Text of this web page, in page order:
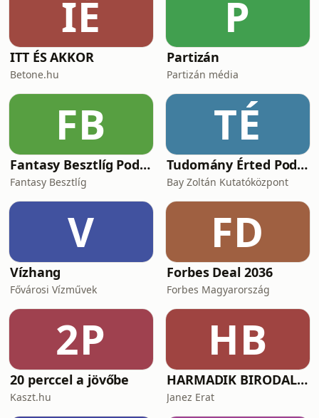
esettanulmányokról, és persze
központi téma volt az
IÉ
ITT ÉS AKKOR
Betone.hu
P
Partizán
Partizán média
FB
Fantasy Besztlíg Podcast
Fantasy Besztlíg
TÉ
Tudomány Érted Podcast
Bay Zoltán Kutatóközpont
V
Vízhang
Fővárosi Vízművek
FD
Forbes Deal 2036
Forbes Magyarország
2P
20 perccel a jövőbe
Kaszt.hu
HB
HARMADIK BIRODALOM – a nemzetiszocializmus története
Janez Erat